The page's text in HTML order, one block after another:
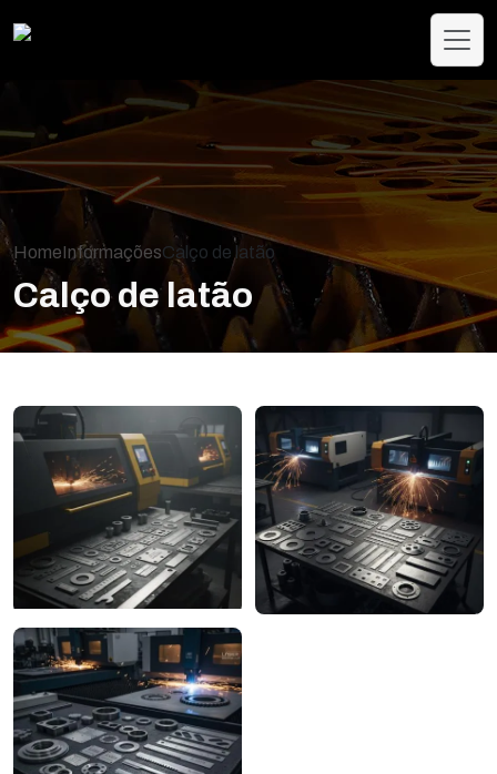
HomeInformaçõesCalço de latão
Calço de latão